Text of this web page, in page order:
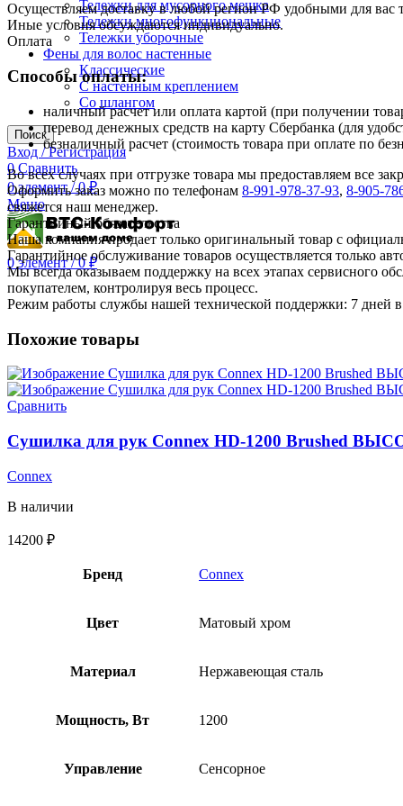
Тележки для мусорного мешка
Тележки многофункциональные
Тележки уборочные
Фены для волос настенные
Классические
С настенным креплением
Со шлангом
Поиск
Вход / Регистрация
0 Сравнить
0элемент / 0₽
Меню
0элемент / 0₽
Осуществляем доставку в любой регион РФ удобными для
Иные условия обсуждаются индивидуально.
Оплата
Способы оплаты:
наличный расчет или оплата картой (при получении
перевод денежных средств на карту Сбербанка (для
безналичный расчет (стоимость товара при оплате по
Во всех случаях при отгрузке товара мы предоставляем все
Оформить заказ можно по телефонам 8-991-978-37-93, 8-905-
свяжется наш менеджер.
Гарантийный обязательства
Наша компания продает только оригинальный товар с
Гарантийное обслуживание товаров осуществляется только
Мы всегда оказываем поддержку на всех этапах сервисного
покупателем, контролируя весь процесс.
Режим работы службы нашей технической поддержки: 7 дней
Похожие товары
Сравнить
Сушилка для рук Connex HD-1200 Brushed
Connex
В наличии
14200 ₽
Бренд Connex
Цвет Матовый хром
Материал Нержавеющая сталь
Мощность, Вт 1200
Управление Сенсорное